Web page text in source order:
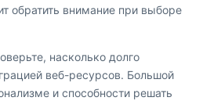
обратить внимание при выборе
насколько долго
веб-ресурсов. Большой
и способности решать